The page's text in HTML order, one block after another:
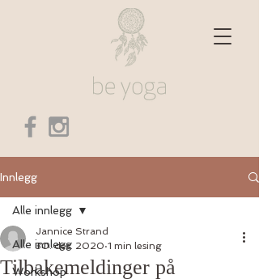
Innlegg
Alle innlegg
Workshop
Alle innlegg
Tilbakemeldinger på
Jannice Strand
30. des. 2020 1 min lesing